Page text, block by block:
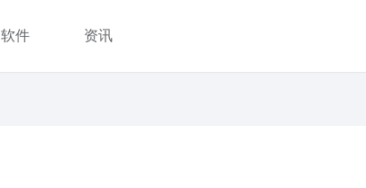
软件 资讯